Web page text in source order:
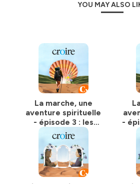
nous à cette adresse :
Rédaction en chef : Fabienne
Paul de Coustin. Journaliste au
Donada. Réalisation : Gilles Donada,
Juquois. Chargée de production :
Lefevre. Visuel : Tiphaine Poli.
Laurence Szabason.
"Croire" est un podcast original de LA
Hébergé par Ausha. Visitez
confidentialitepour plus
YOU MAY ALSO
La marche, une
aventure spirituelle
- épisode 3 : les
pieds
-